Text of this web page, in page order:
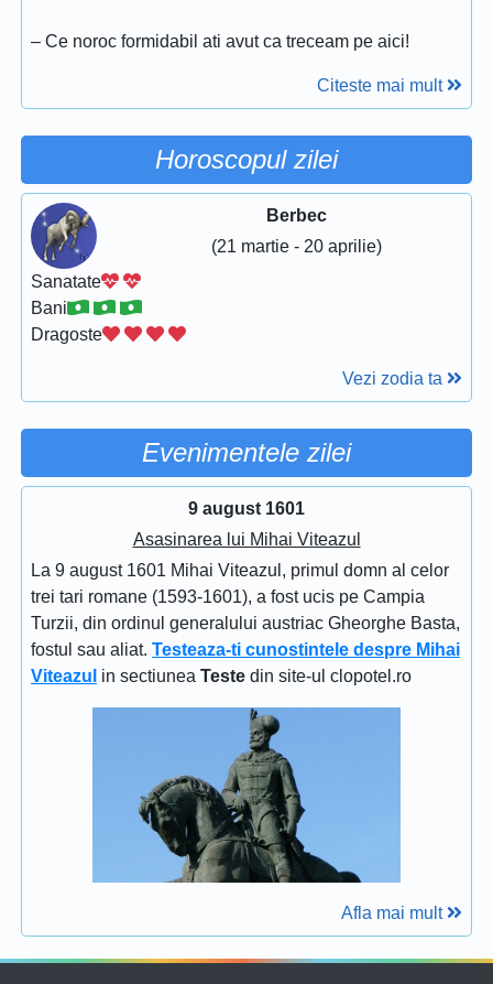
– Ce noroc formidabil ati avut ca treceam pe aici!
Citeste mai mult
Horoscopul zilei
Berbec
(21 martie - 20 aprilie)
Sanatate
Bani
Dragoste
Vezi zodia ta
Evenimentele zilei
9 august 1601
Asasinarea lui Mihai Viteazul
La 9 august 1601 Mihai Viteazul, primul domn al celor
trei tari romane (1593-1601), a fost ucis pe Campia
Turzii, din ordinul generalului austriac Gheorghe Basta,
fostul sau aliat. Testeaza-ti cunostintele despre Mihai
Viteazul in sectiunea Teste din site-ul clopotel.ro
Afla mai mult